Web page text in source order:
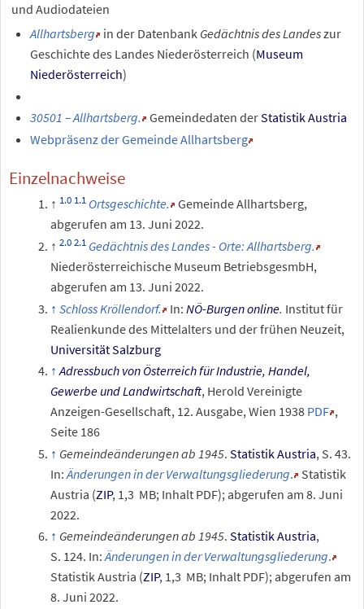
und Audiodateien
Allhartsberg in der Datenbank Gedächtnis des Landeszur
Geschichte des Landes Niederösterreich (Museum
Niederösterreich)
30501 – Allhartsberg. Gemeindedaten derStatistik Austria
Webpräsenz der Gemeinde Allhartsberg
Einzelnachweise
Ortsgeschichte. Gemeinde Allhartsberg,
abgerufen am 13. Juni 2022.
Gedächtnis des Landes - Orte: Allhartsberg.
Niederösterreichische Museum BetriebsgesmbH,
abgerufen am 13. Juni 2022.
Schloss Kröllendorf. In: NÖ-Burgen online. Institut für
Realienkunde des Mittelalters und der frühen Neuzeit,
Universität Salzburg
Adressbuch von Österreich für Industrie, Handel,
Gewerbe und Landwirtschaft, Herold Vereinigte
Anzeigen-Gesellschaft, 12. Ausgabe, Wien 1938 PDF ,
Seite 186
Gemeindeänderungen ab 1945.Statistik Austria, S. 43.
In:Änderungen in der Verwaltungsgliederung. Statistik
Austria (ZIP, 1,3 MB; Inhalt PDF); abgerufen am 8. Juni
2022.
Gemeindeänderungen ab 1945.Statistik Austria,
S. 124. In:Änderungen in der Verwaltungsgliederung.
Statistik Austria (ZIP, 1,3 MB; Inhalt PDF); abgerufen am
8. Juni 2022.